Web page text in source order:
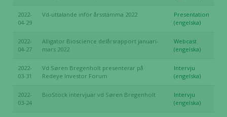
2022-
04-29
Vd-uttalande inför årsstämma 2022
Presentation
(engelska)
2022-
04-27
Alligator Bioscience delårsrapport januari-
mars 2022
Webcast
(engelska)
2022-
03-31
Vd Søren Bregenholt presenterar på
Redeye Investor Forum
Intervju
(engelska)
2022-
03-24
BioStock intervjuar vd Søren Bregenholt
Intervju
(engelska)